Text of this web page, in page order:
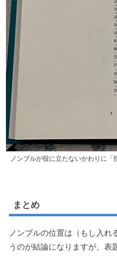
ノンブルが役に立たないかわりに「
まとめ
ノンブルの位置は（もし入れ
うのが結論になりますが、表